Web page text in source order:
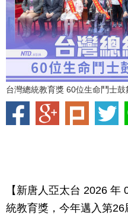
台灣總統教育獎 60位生命鬥士
【新唐人亞太台 2026
統教育獎，今年邁入第